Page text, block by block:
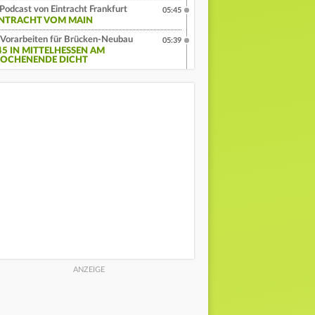
Podcast von Eintracht Frankfurt
VOM MAIN
05:45
Vorarbeiten für Brücken-Neubau
IN MITTELHESSEN AM
DICHT
05:39